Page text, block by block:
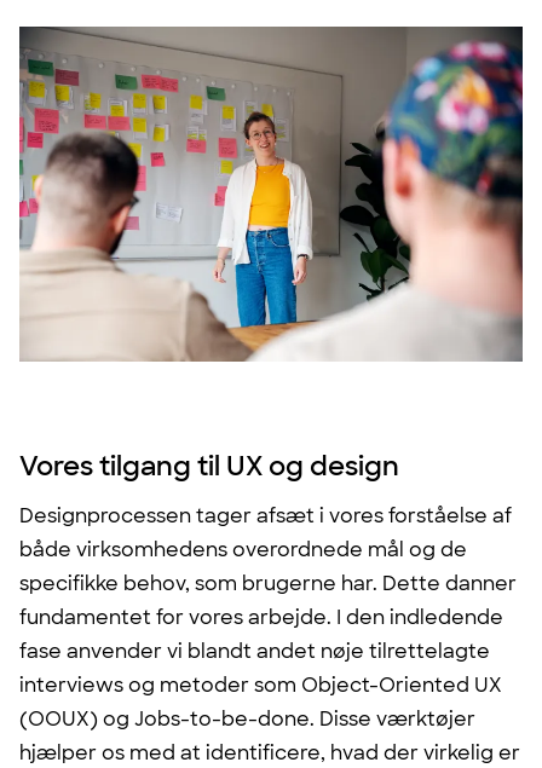
Vores tilgang til UX og design
Designprocessen tager afsæt i vores forståelse af
både virksomhedens overordnede mål og de
specifikke behov, som brugerne har. Dette danner
fundamentet for vores arbejde. I den indledende
fase anvender vi blandt andet nøje tilrettelagte
interviews og metoder som Object-Oriented UX
(OOUX) og Jobs-to-be-done. Disse værktøjer
hjælper os med at identificere, hvad der virkelig er